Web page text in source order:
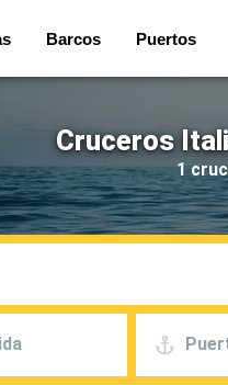
Barcos Puertos
Cruceros
1